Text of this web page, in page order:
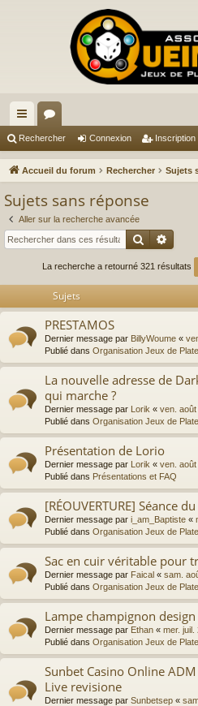
ac
co
ci
s
or
u
Rechercher Connexion Inscription
Accueil du forum Rechercher Sujets
Sujets sans réponse
Aller sur la recherche avancée
La recherche a retourné 321 résultats
Sujets
PRESTAMOS
Dernier message par BillyWoume «
Publié dans Organisation Jeux de
La nouvelle adresse de
qui marche ?
Dernier message par Lorik « ven.
Publié dans Organisation Jeux de
Présentation de Lorio
Dernier message par Lorik « ven.
Publié dans Présentations et FAQ
[RÉOUVERTURE] Séance
Dernier message par i_am_Baptiste «
Publié dans Organisation Jeux de
Sac en cuir véritable pour
Dernier message par Faical « sam.
Publié dans Organisation Jeux de
Lampe champignon
Dernier message par Ethan « mer. juil.
Publié dans Organisation Jeux de
Sunbet Casino Online
Live revisione
Dernier message par Sunbetsep «